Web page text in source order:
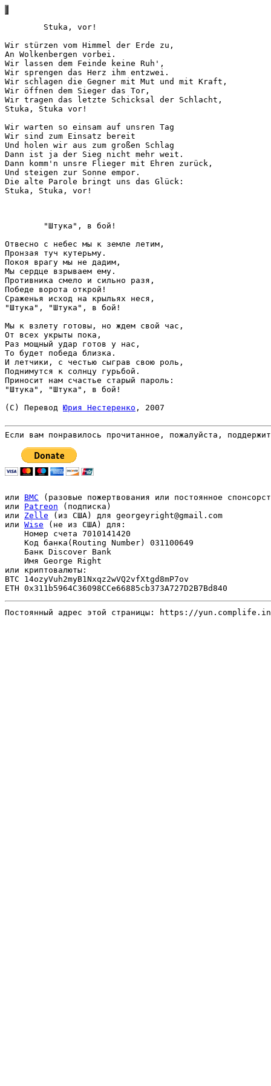
Wir stürzen vom Himmel der Erde zu,
An Wolkenbergen vorbei.
Wir lassen dem Feinde keine Ruh',
Wir sprengen das Herz ihm entzwei.
Wir schlagen die Gegner mit Mut und mit Kraft,
Wir öffnen dem Sieger das Tor,
Wir tragen das letzte Schicksal der Schlacht,
Stuka, Stuka vor!
Wir warten so einsam auf unsren Tag
Wir sind zum Einsatz bereit
Und holen wir aus zum großen Schlag
Dann ist ja der Sieg nicht mehr weit.
Dann komm'n unsre Flieger mit Ehren zurück,
Und steigen zur Sonne empor.
Die alte Parole bringt uns das Glück:
Stuka, Stuka, vor!
Отвесно с небес мы к земле летим,
Пронзая туч кутерьму.
Покоя врагу мы не дадим,
Мы сердце взрываем ему.
Противника смело и сильно разя,
Победе ворота открой!
Сраженья исход на крыльях неся,
"Штука", "Штука", в бой!
Мы к взлету готовы, но ждем свой час,
От всех укрыты пока,
Раз мощный удар готов у нас,
То будет победа близка.
И летчики, с честью сыграв свою роль,
Поднимутся к солнцу гурьбой.
Приносит нам счастье старый пароль:
"Штука", "Штука", в бой!
(С) Перевод Юрия Нестеренко , 2007
Если вам понравилось прочитанное, пожалуйста,
или BMC (разовые пожертвования или постоянное
или Patreon (подписка)
или Zelle (из США) для georgeyright@gmail.com
или Wise (не из США) для:
    Номер счета 7010141420
    Код банка(Routing Number) 031100649
    Банк Discover Bank
    Имя George Right
или криптовалюты:
BTC 14ozyVuh2myB1Nxqz2wVQ2vfXtgd8mP7ov
Постоянный адрес этой страницы: https://